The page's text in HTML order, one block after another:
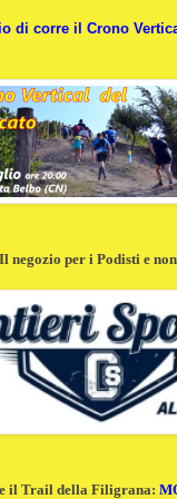
di corre il Crono
Il negozio per i Podisti e
il Trail della Filigrana: